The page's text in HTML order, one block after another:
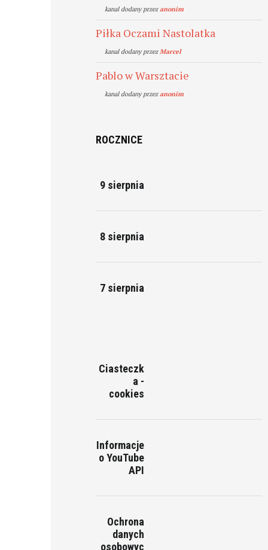
kanal dodany przezanonim
Piłka Oczami Nastolatka
kanal dodany przezMarcel
Pablo w Warsztacie
kanal dodany przezanonim
ROCZNICE
9 sierpnia
8 sierpnia
7 sierpnia
Ciasteczk
a -
cookies
Informacje
o YouTube
API
Ochrona
danych
osobowyc